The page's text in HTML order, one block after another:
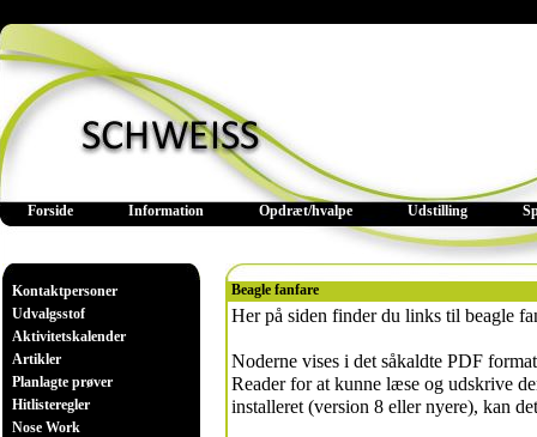
Forside Information Opdræt/hvalpe Udstilling
Kontaktpersoner
Udvalgsstof
Aktivitetskalender
Artikler
Planlagte prøver
Hitlisteregler
Nose Work
Beagle fanfare
Her på siden finder du links til beagle
Noderne vises i det såkaldte PDF
Reader for at kunne læse og udskrive
installeret (version 8 eller nyere), kan